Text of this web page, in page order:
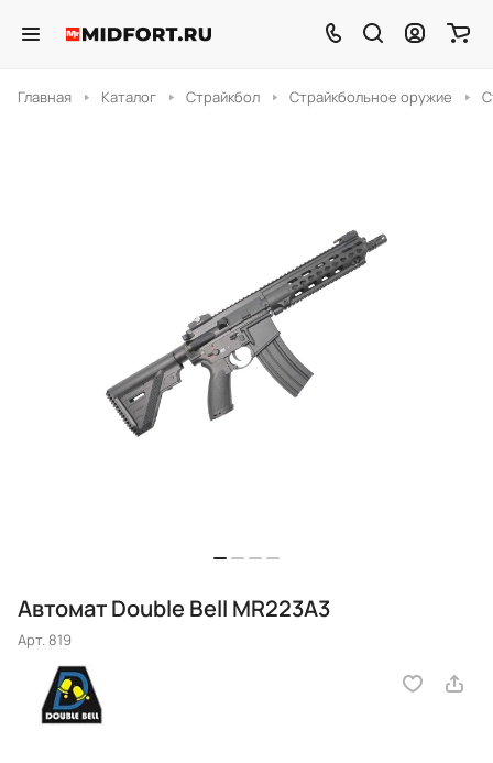
Главная Каталог Страйкбол Страйкбольное оружие
Автомат Double Bell MR223A3
Арт.819